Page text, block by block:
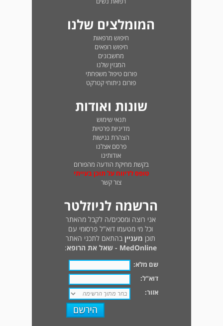
המומלצים שלנו
חיפוש מרפאות
חיפוש רופאים
מחשבונים
המגזין שלנו
פורום טיפול משפחתי
פורום ניתוחי קטרקט
שונות ואודות
תנאי שימוש
מדיניות פרטיות
הצהרת נגישות
פרסם אצלנו
אודותינו
בקשת מחיקת הודעה מהפורום
טופס לדיווח על תוכן בעייתי
צור קשר
הרשמה לניוזלטר
אני רוצה ומסכים/ה לקבל מהאתר
וכל מי מטעמו דוא"ל פרסומי עם
תוכן מעניין בהתאם לתכני האתר
MedOnline - שאל את הרופא
:
שם מלא:
דוא"ל:
אזור: